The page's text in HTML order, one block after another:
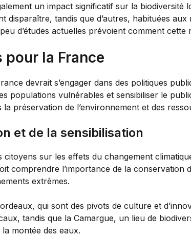
un impact significatif sur la
disparaître, tandis que d’autres, habituées
d’études actuelles prévoient comment
la France
devrait s’engager dans des politiques
populations vulnérables et sensibiliser le
préservation de l’environnement et des
et de la sensibilisation
citoyens sur les effets du changement
comprendre l’importance de la conservation
extrêmes.
qui sont des pivots de culture et
tandis que la Camargue, un lieu de
montée des eaux.